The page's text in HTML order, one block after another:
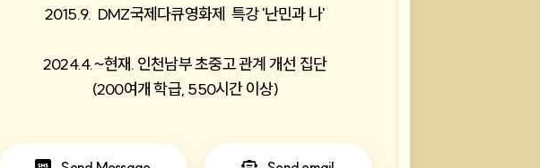
2015.9.  DMZ국제다큐영화제  특강 '난민과 나'
2024.4.~현재. 인천남부 초중고 관계 개선 집단
(200여개 학급, 550시간 이상)